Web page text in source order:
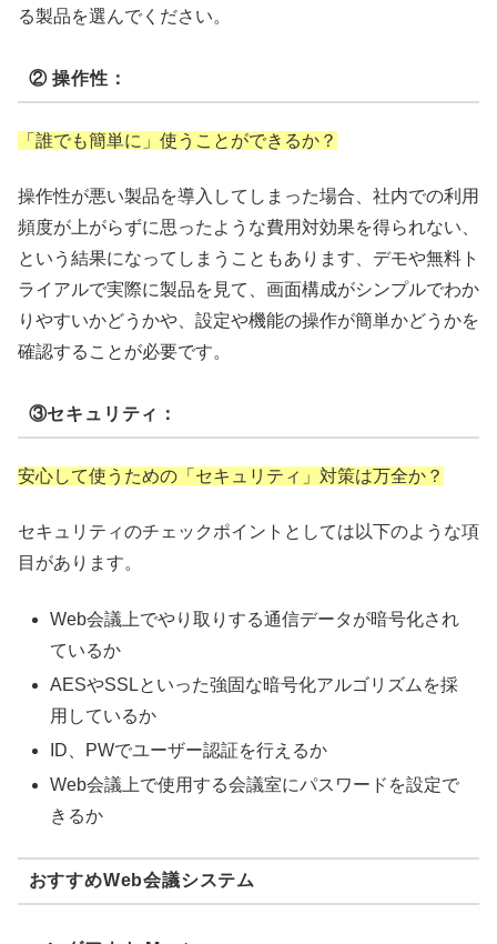
る製品を選んでください。
② 操作性：
「誰でも簡単に」使うことができるか？
操作性が悪い製品を導入してしまった場合、社内での利用
頻度が上がらずに思ったような費用対効果を得られない、
という結果になってしまうこともあります、デモや無料ト
ライアルで実際に製品を見て、画面構成がシンプルでわか
りやすいかどうかや、設定や機能の操作が簡単かどうかを
確認することが必要です。
③セキュリティ：
安心して使うための「セキュリティ」対策は万全か？
セキュリティのチェックポイントとしては以下のような項
目があります。
Web会議上でやり取りする通信データが暗号化され
ているか
AESやSSLといった強固な暗号化アルゴリズムを採
用しているか
ID、PWでユーザー認証を行えるか
Web会議上で使用する会議室にパスワードを設定で
きるか
おすすめWeb会議システム